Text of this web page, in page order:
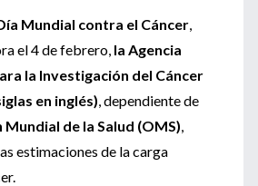
Mundial contra el Cáncer,
el 4 de febrero, la Agencia
la Investigación del Cáncer
en inglés), dependiente de
de la Salud (OMS),
estimaciones de la carga